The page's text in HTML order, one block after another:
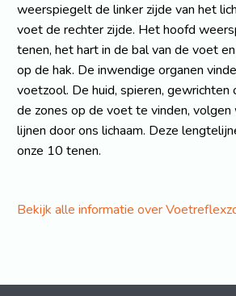
weerspiegelt de linker zijde van het
voet de rechter zijde. Het hoofd
tenen, het hart in de bal van de voet
op de hak. De inwendige organen
voetzool. De huid, spieren, gewrichten
de zones op de voet te vinden,
lijnen door ons lichaam. Deze
onze 10 tenen.
Bekijk alle informatie over